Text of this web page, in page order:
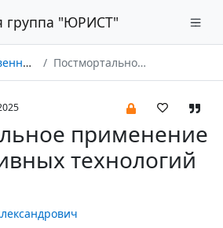
группа "ЮРИСТ"
№ 11/2025 Постмортальное применение репродуктивных технологий в России
применение
технологий